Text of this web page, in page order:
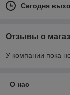
Сегодня
Отзывы о
У компании пока
О нас